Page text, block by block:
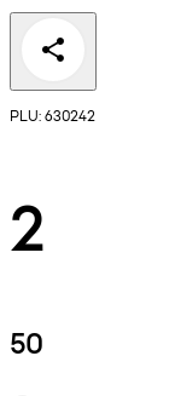
PLU: 630242
2
50